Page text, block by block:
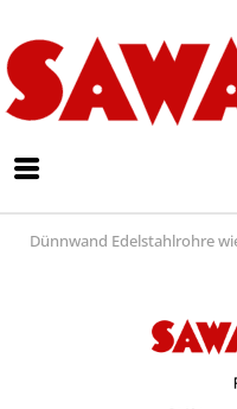
Dünnwand Edelstahlrohre